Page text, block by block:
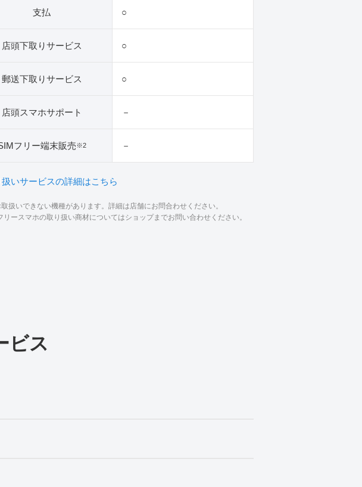
支払 ○
店頭下取りサービス ○
郵送下取りサービス ○
店頭スマホサポート －
フリー端末販売※2 －
いサービスの詳細はこちら
扱いできない機種があります。詳細は店舗にお問合わせください。
ースマホの取り扱い商材についてはショップまでお問い合わせください。
ビス